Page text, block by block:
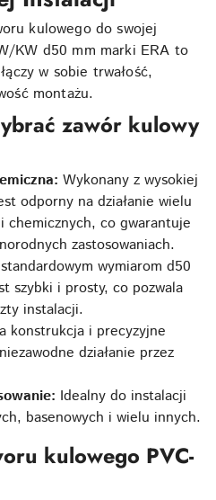
kulowego do swojej
KW d50 mm marki ERA to
w sobie trwałość,
montażu.
zawór kulowy
Wykonany z wysokiej
odporny na działanie wielu
chemicznych, co gwarantuje
zastosowaniach.
wymiarom d50
szybki i prosty, co pozwala
instalacji.
konstrukcja i precyzyjne
działanie przez
Idealny do instalacji
basenowych i wielu innych.
kulowego PVC-